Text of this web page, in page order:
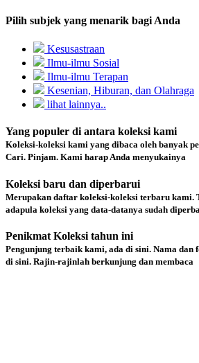
Pilih subjek yang menarik bagi Anda
Kesusastraan
Ilmu-ilmu Sosial
Ilmu-ilmu Terapan
Kesenian, Hiburan, dan Olahraga
lihat lainnya..
Yang populer di antara koleksi kami
Koleksi-koleksi kami yang dibaca oleh banyak
Cari. Pinjam. Kami harap Anda menyukainya
Koleksi baru dan diperbarui
Merupakan daftar koleksi-koleksi terbaru kami.
adapula koleksi yang data-datanya sudah
Penikmat Koleksi tahun ini
Pengunjung terbaik kami, ada di sini. Nama dan
di sini. Rajin-rajinlah berkunjung dan membaca